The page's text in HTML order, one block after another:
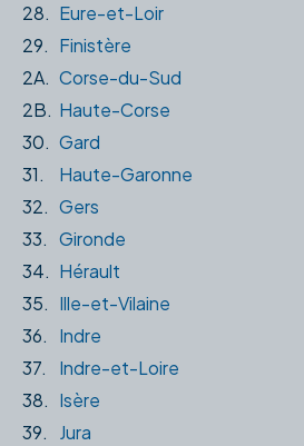
28. Eure-et-Loir
29. Finistère
2A. Corse-du-Sud
2B. Haute-Corse
30. Gard
31.
Haute-Garonne
32. Gers
33. Gironde
34. Hérault
35. Ille-et-Vilaine
36.
Indre
37.
Indre-et-Loire
38. Isère
39.
Jura